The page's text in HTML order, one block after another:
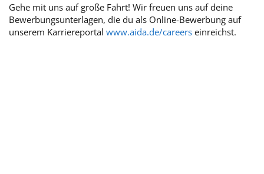
Gehe mit uns auf große Fahrt! Wir freuen uns auf deine
Bewerbungsunterlagen, die du als Online-Bewerbung auf
unserem Karriereportal www.aida.de/careers einreichst.